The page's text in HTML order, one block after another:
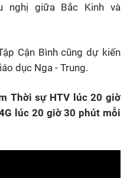
nghị giữa Bắc Kinh và
Cận Bình cũng dự kiến
dục Nga - Trung.
Thời sự HTV lúc 20 giờ
lúc 20 giờ 30 phút mỗi